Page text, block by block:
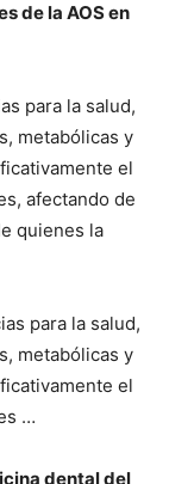
de la AOS en
para la salud,
metabólicas y
el
afectando de
quienes la
para la salud,
metabólicas y
el
…
dental del